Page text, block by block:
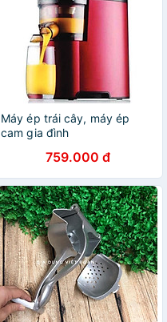
Máy ép trái cây, máy ép
cam gia đình
759.000 đ